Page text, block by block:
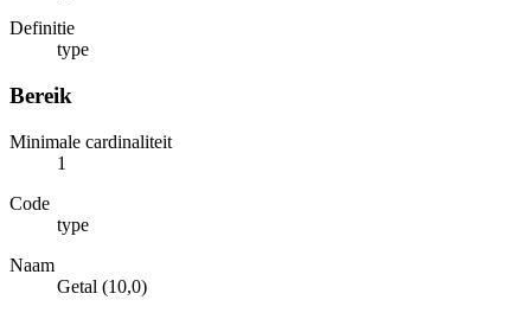
Definitie
type
Bereik
Minimale cardinaliteit
1
Code
type
Naam
Getal (10,0)